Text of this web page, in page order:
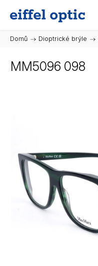
Domů / Dioptrické brýle /
MM5096 098